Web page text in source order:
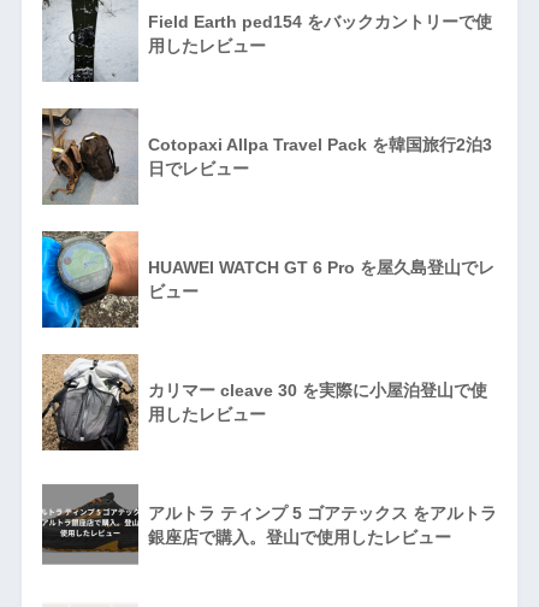
Field Earth ped154 をバックカントリーで使
用したレビュー
Cotopaxi Allpa Travel Pack を韓国旅行2泊3
日でレビュー
HUAWEI WATCH GT 6 Pro を屋久島登山でレ
ビュー
カリマー cleave 30 を実際に小屋泊登山で使
用したレビュー
アルトラ ティンプ 5 ゴアテックス をアルトラ
銀座店で購入。登山で使用したレビュー